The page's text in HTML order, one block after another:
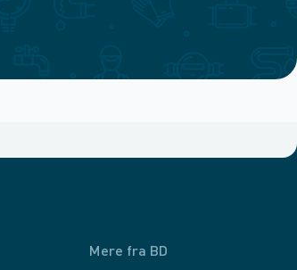
Mere fra BD